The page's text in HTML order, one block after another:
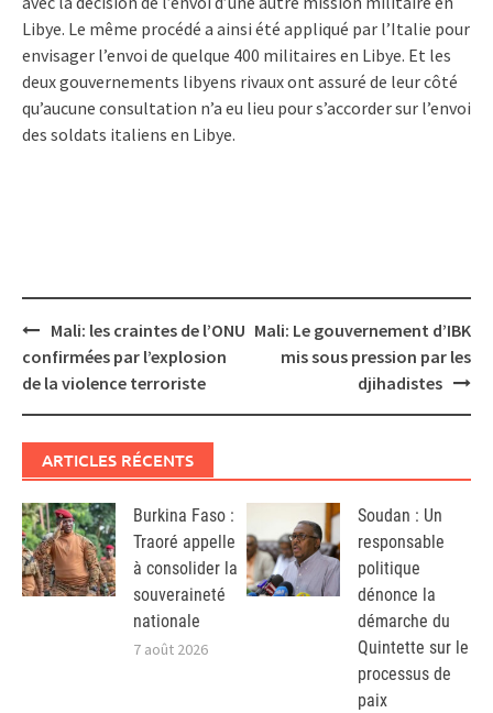
Libye. Le même procédé a ainsi été appliqué par l’Italie pour
envisager l’envoi de quelque 400 militaires en Libye. Et les
deux gouvernements libyens rivaux ont assuré de leur côté
qu’aucune consultation n’a eu lieu pour s’accorder sur l’envoi
des soldats italiens en Libye.
Post
navigation
Mali: les craintes de l’ONU
confirmées par l’explosion
de la violence terroriste
Mali: Le gouvernement d’IBK
mis sous pression par les
djihadistes
ARTICLES RÉCENTS
Burkina Faso :
Traoré appelle
à consolider la
souveraineté
nationale
7 août 2026
Soudan : Un
responsable
politique
dénonce la
démarche du
Quintette sur le
processus de
paix